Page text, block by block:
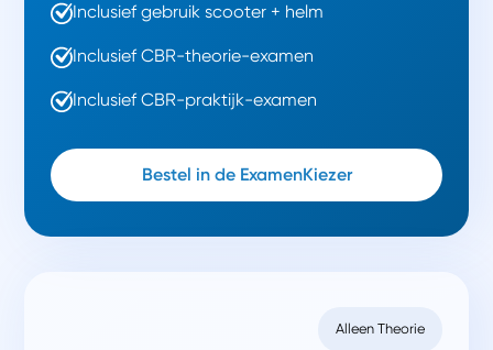
Inclusief gebruik scooter + helm
Inclusief CBR-theorie-examen
Inclusief CBR-praktijk-examen
Bestel in de ExamenKiezer
Alleen Theorie